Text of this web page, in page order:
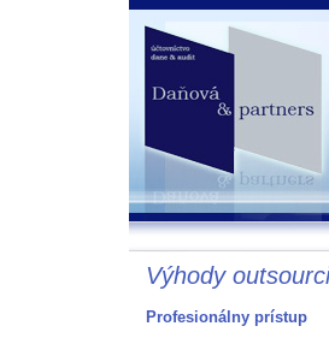
Výhody
Profesionálny prístup